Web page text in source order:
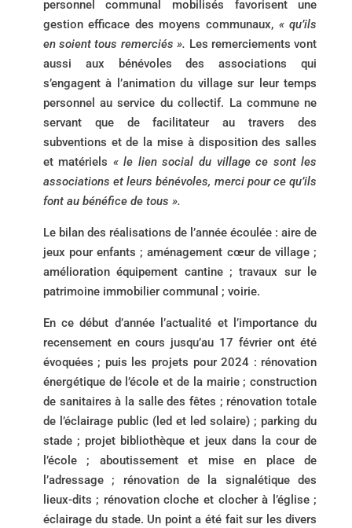
personnel communal mobilisés favorisent une
gestion efficace des moyens communaux, « qu’ils
en soient tous remerciés ». Les remerciements vont
aussi aux bénévoles des associations qui
s’engagent à l’animation du village sur leur temps
personnel au service du collectif. La commune ne
servant que de facilitateur au travers des
subventions et de la mise à disposition des salles
et matériels « le lien social du village ce sont les
associations et leurs bénévoles, merci pour ce qu’ils
font au bénéfice de tous ».
Le bilan des réalisations de l’année écoulée : aire de
jeux pour enfants ; aménagement cœur de village ;
amélioration équipement cantine ; travaux sur le
patrimoine immobilier communal ; voirie.
En ce début d’année l’actualité et l’importance du
recensement en cours jusqu’au 17 février ont été
évoquées ; puis les projets pour 2024 : rénovation
énergétique de l’école et de la mairie ; construction
de sanitaires à la salle des fêtes ; rénovation totale
de l’éclairage public (led et led solaire) ; parking du
stade ; projet bibliothèque et jeux dans la cour de
l’école ; aboutissement et mise en place de
l’adressage ; rénovation de la signalétique des
lieux-dits ; rénovation cloche et clocher à l’église ;
éclairage du stade. Un point a été fait sur les divers